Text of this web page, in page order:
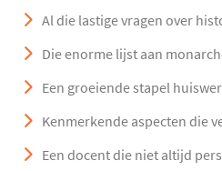
Al die lastige vragen over
Die enorme lijst aan
Een groeiende stapel
Kenmerkende aspecten die
Een docent die niet altijd